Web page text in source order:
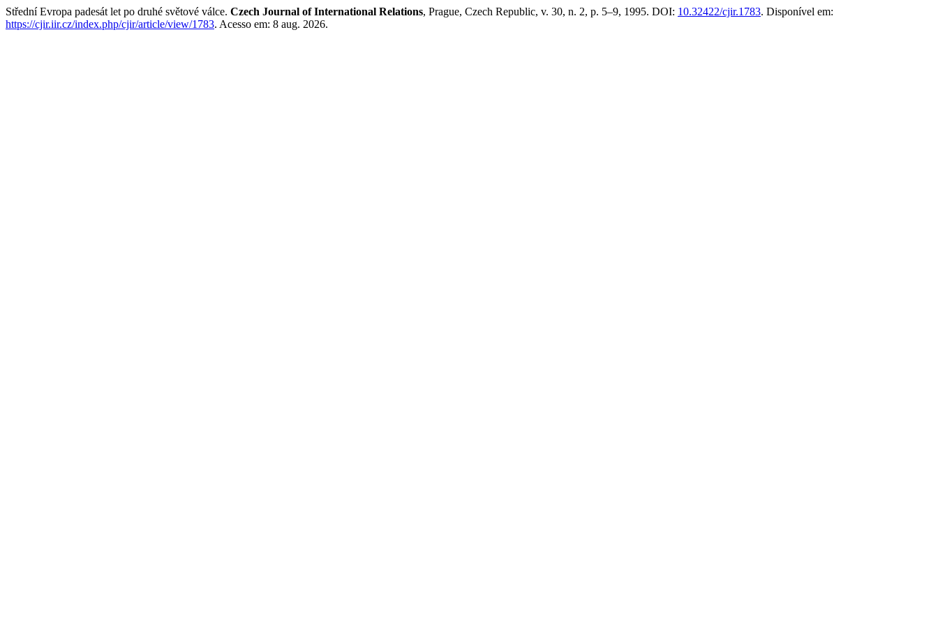
Střední Evropa padesát let po druhé světové válce. Czech Journal of International Relations, Prague, Czech Republic, v. 30, n. 2, p. 5–9, 1995. DOI: 10.32422/cjir.1783. Disponível em:
https://cjir.iir.cz/index.php/cjir/article/view/1783. Acesso em: 8 aug. 2026.